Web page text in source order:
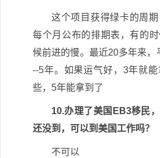
这个项目获得绿卡的周
每个月公布的排期表，有的
候前进的慢。最近20多年来，
--5年。如果运气好，3年就
些，5年能拿到了
10.办理了美国EB3移民
还没到，可以到美国工作吗？
不可以